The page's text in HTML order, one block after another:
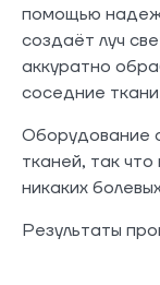
помощью
создаёт луч
аккуратно
соседние
Оборудование
тканей, так
никаких
Результаты